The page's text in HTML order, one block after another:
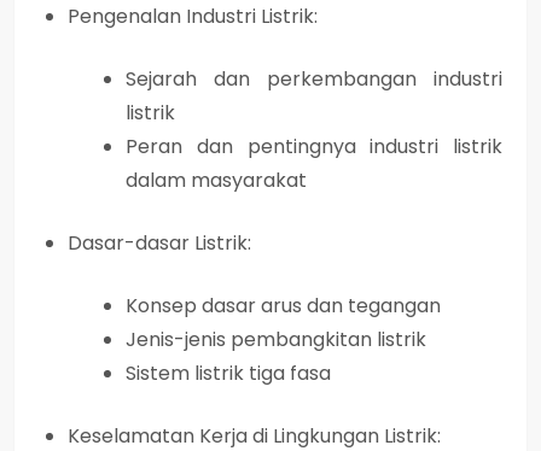
Pengenalan Industri Listrik:
Sejarah dan perkembangan industri
listrik
Peran dan pentingnya industri listrik
dalam masyarakat
Dasar-dasar Listrik:
Konsep dasar arus dan tegangan
Jenis-jenis pembangkitan listrik
Sistem listrik tiga fasa
Keselamatan Kerja di Lingkungan Listrik: